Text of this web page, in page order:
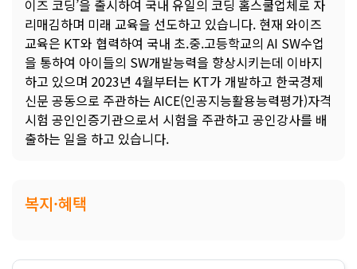
이즈 코딩’을 출시하여 국내 유일의 코딩 홈스쿨업체로 자
리매김하며 미래 교육을 선도하고 있습니다. 현재 와이즈
교육은 KT와 협력하여 국내 초.중.고등학교의 AI SW수업
을 통하여 아이들의 SW개발능력을 향상시키는데 이바지
하고 있으며 2023년 4월부터는 KT가 개발하고 한국경제
신문 공동으로 주관하는 AICE(인공지능활용능력평가)자격
시험 공인인증기관으로서 시험을 주관하고 공인강사를 배
출하는 일을 하고 있습니다.
복지·혜택